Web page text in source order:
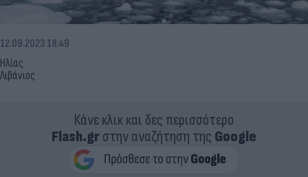
Ηλίας
Λιβάνιος
12.09.2023 18:49
Κάνε κλικ και δες περισσότερο
Flash.grστην αναζήτηση της Google